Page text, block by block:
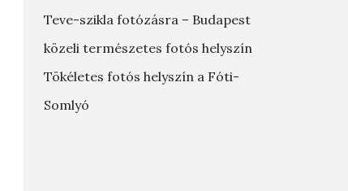
Teve-szikla fotózásra – Budapest
közeli természetes fotós helyszín
Tökéletes fotós helyszín a Fóti-
Somlyó